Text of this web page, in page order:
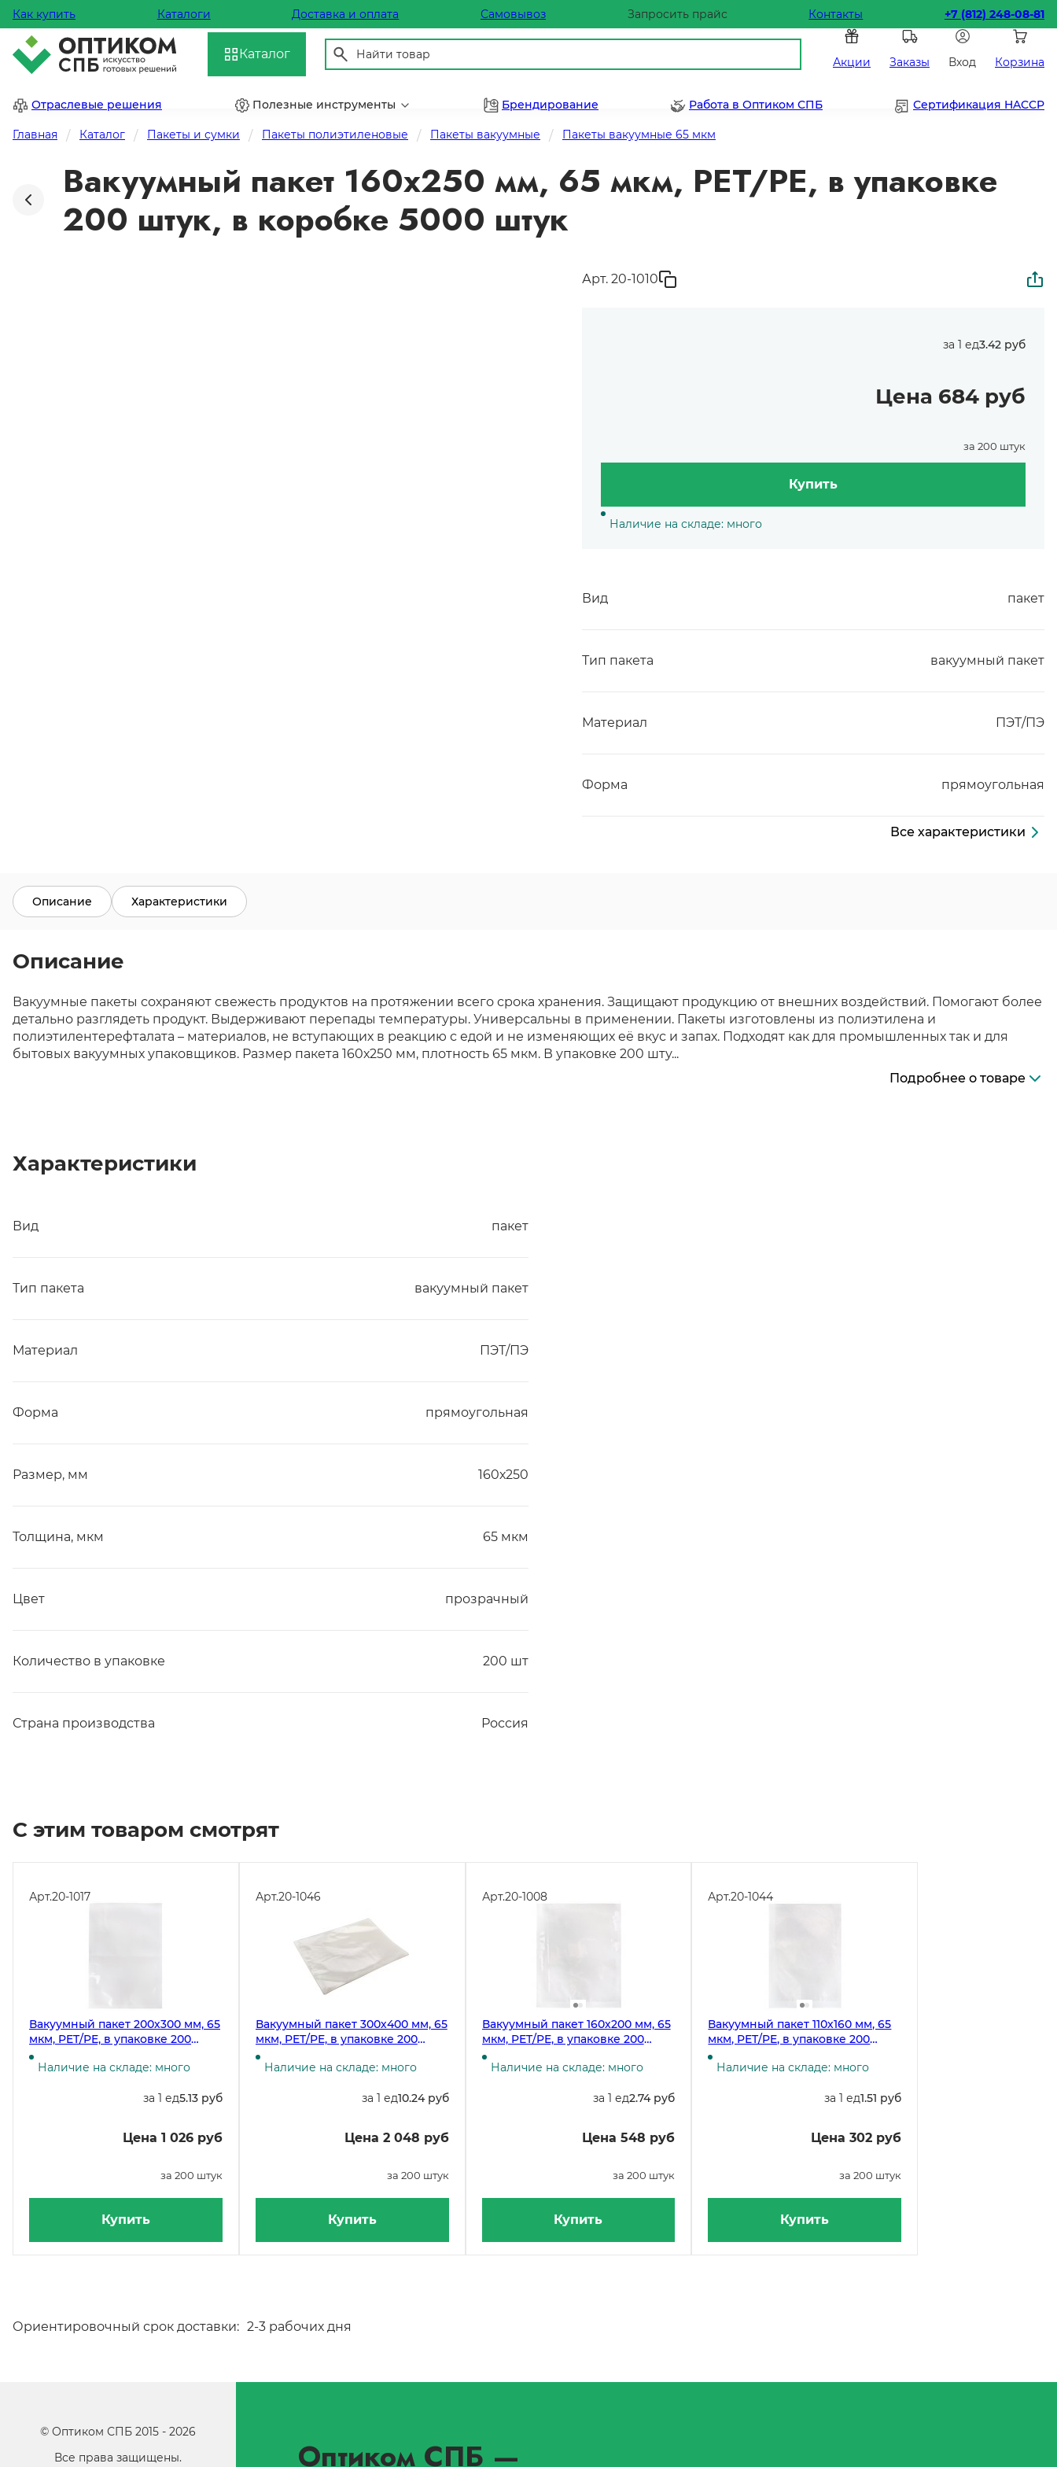
Как купить Каталоги Доставка и оплата Самовывоз Запросить прайс Контакты +7 (812) 248-08-81
Каталог
Акции Заказы Вход Корзина
Отраслевые решения Полезные инструменты Брендирование Работа в Оптиком СПБ Сертификация HACCP
Главная Каталог Пакеты и сумки Пакеты полиэтиленовые Пакеты вакуумные Пакеты вакуумные 65 мкм
Вакуумный пакет 160х250 мм, 65 мкм, PET/PE, в упаковке
200 штук, в коробке 5000 штук
Арт. 20-1010
за 1 ед3.42 руб
Цена 684 руб
за 200 штук
Купить
Наличие на складе: много
Вид пакет
Тип пакета вакуумный пакет
Материал ПЭТ/ПЭ
Форма прямоугольная
Все характеристики
Описание Характеристики
Описание
Вакуумные пакеты сохраняют свежесть продуктов на протяжении всего срока хранения. Защищают продукцию от внешних воздействий. Помогают более
детально разглядеть продукт. Выдерживают перепады температуры. Универсальны в применении. Пакеты изготовлены из полиэтилена и
полиэтилентерефталата – материалов, не вступающих в реакцию с едой и не изменяющих её вкус и запах. Подходят как для промышленных так и для
бытовых вакуумных упаковщиков. Размер пакета 160х250 мм, плотность 65 мкм. В упаковке 200 шту...
Подробнее о товаре
Характеристики
Вид пакет
Тип пакета вакуумный пакет
Материал ПЭТ/ПЭ
Форма прямоугольная
Размер, мм 160х250
Толщина, мкм 65 мкм
Цвет прозрачный
Количество в упаковке 200 шт
Страна производства Россия
С этим товаром смотрят
Арт.20-1017
Вакуумный пакет 200х300 мм, 65
мкм, PET/PE, в упаковке 200
штук, в коробке 3000 штук
Наличие на складе: много
за 1 ед5.13 руб
Цена 1 026 руб
за 200 штук
Купить
Арт.20-1046
Вакуумный пакет 300х400 мм, 65
мкм, PET/PE, в упаковке 200
штук, в коробке 1600 штук
Наличие на складе: много
за 1 ед10.24 руб
Цена 2 048 руб
за 200 штук
Купить
Арт.20-1008
Вакуумный пакет 160х200 мм, 65
мкм, PET/PE, в упаковке 200
штук, в коробке 6400 штук
Наличие на складе: много
за 1 ед2.74 руб
Цена 548 руб
за 200 штук
Купить
Арт.20-1044
Вакуумный пакет 110х160 мм, 65
мкм, PET/PE, в упаковке 200
штук, в коробке 11000 штук
Наличие на складе: много
за 1 ед1.51 руб
Цена 302 руб
за 200 штук
Купить
Ориентировочный срок доставки: 2-3 рабочих дня
© Оптиком СПБ 2015 - 2026
Все права защищены.
Оптиком СПБ —